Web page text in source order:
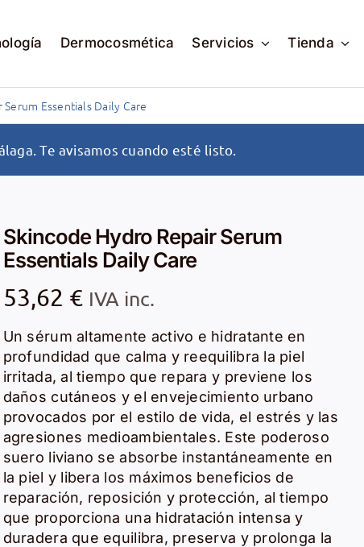
Dermocosmética Servicios Tienda
Essentials Daily Care
Te avisamos cuando esté listo.
Skincode Hydro Repair Serum
Essentials Daily Care
53,62 € IVA inc.
Un sérum altamente activo e hidratante en
profundidad que calma y reequilibra la piel
irritada, al tiempo que repara y previene los
daños cutáneos y el envejecimiento urbano
provocados por el estilo de vida, el estrés y las
agresiones medioambientales. Este poderoso
suero liviano se absorbe instantáneamente en
la piel y libera los máximos beneficios de
reparación, reposición y protección, al tiempo
que proporciona una hidratación intensa y
duradera que equilibra, preserva y prolonga la